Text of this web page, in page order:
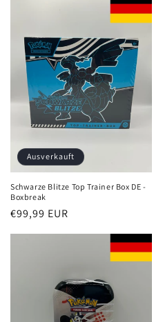
Ausverkauft
Schwarze Blitze Top Trainer Box DE -
Boxbreak
Normaler
€99,99 EUR